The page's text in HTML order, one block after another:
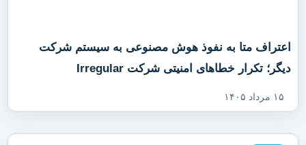
اعتراف متا به نفوذ هوش مصنوعی به سیستم شرکت
دیگر؛ تکرار خطاهای امنیتی شرکت Irregular
۱۵ مرداد ۱۴۰۵